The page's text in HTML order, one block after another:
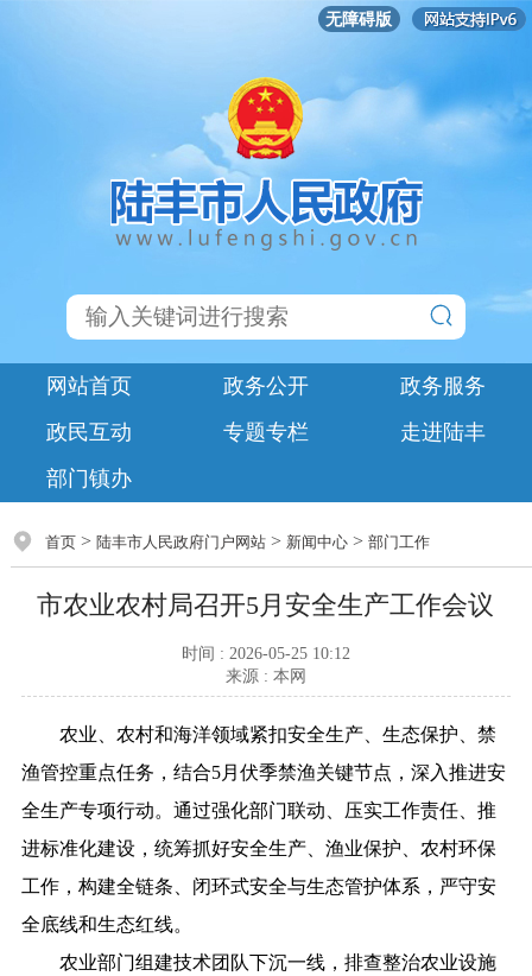
无障碍版
网站首页 政务公开
政务服务
政民互动
专题专栏
走进陆丰
部门镇办
首页> 陆丰市人民政府门户网站> 新闻中心> 部门工作
市农业农村局召开5月安全生产工作会议
时间 : 2026-05-25 10:12
来源 : 本网
农业、农村和海洋领域紧扣安全生产、生态保护、禁
渔管控重点任务，结合5月伏季禁渔关键节点，深入推进安
全生产专项行动。通过强化部门联动、压实工作责任、推
进标准化建设，统筹抓好安全生产、渔业保护、农村环保
工作，构建全链条、闭环式安全与生态管护体系，严守安
全底线和生态红线。
农业部门组建技术团队下沉一线，排查整治农业设施